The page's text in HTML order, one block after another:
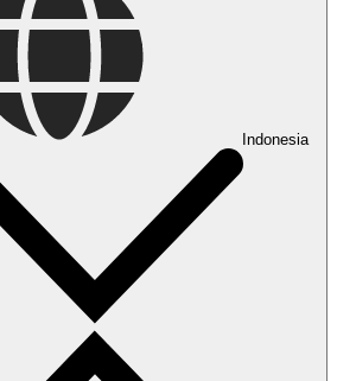
Indonesia